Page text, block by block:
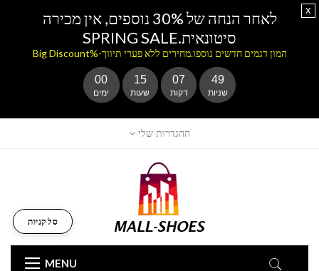
ההגדרות שלי
MENU
סל קניות
לאחר הנחה של 30% נוספים, אין מכירה
סיטונאית.SPRING SALE
המון דגמים חדשים נוספו.מחירים ללא פערי תיווך-%Big Discount
00
ימים
15
שעות
07
דקות
49
שניות
x